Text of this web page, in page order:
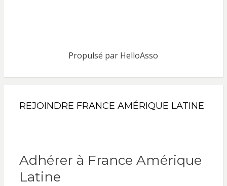
Propulsé par HelloAsso
REJOINDRE FRANCE AMÉRIQUE LATINE
Adhérer à France Amérique
Latine